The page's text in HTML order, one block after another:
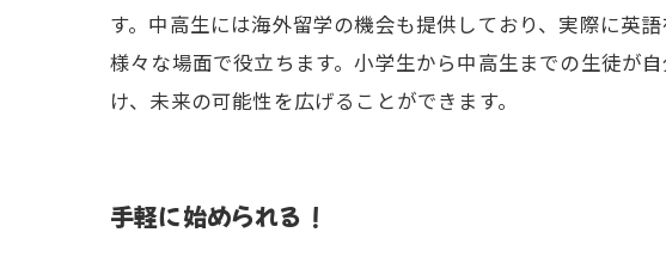
す。中高生には海外留学の機会も提供しており、実際に英
様々な場面で役立ちます。小学生から中高生までの生徒が
け、未来の可能性を広げることができます。
手軽に始められる！